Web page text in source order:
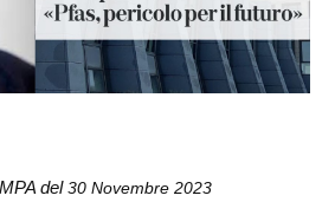
del30 Novembre 2023